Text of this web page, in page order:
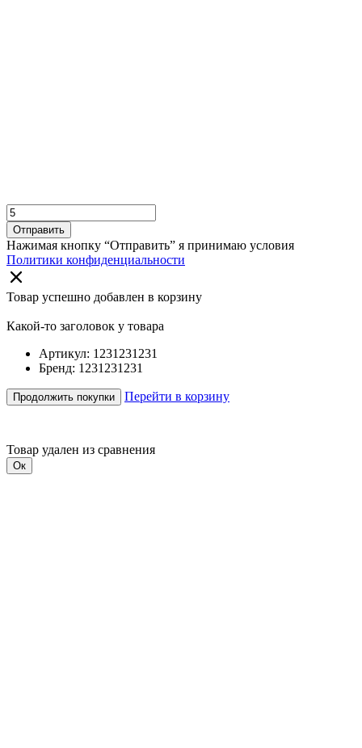
Отправить
Нажимая кнопку “Отправить” я принимаю условия
Политики конфиденциальности
Товар успешно добавлен в корзину
Какой-то заголовок у товара
Артикул: 1231231231
Бренд: 1231231231
Продолжить покупки Перейти в корзину
Товар удален из сравнения
Ок